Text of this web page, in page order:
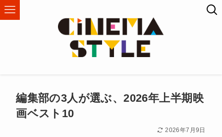
編集部の3人が選ぶ、2026年上半期映
画ベスト10
2026年7月9日